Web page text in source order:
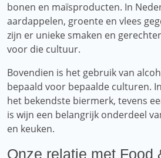
bonen en maïsproducten. In
aardappelen, groente en vlees
zijn er unieke smaken en
voor die cultuur.
Bovendien is het gebruik van
bepaald voor bepaalde culturen.
het bekendste biermerk, tevens
is wijn een belangrijk onderdeel
en keuken.
Onze relatie met Food